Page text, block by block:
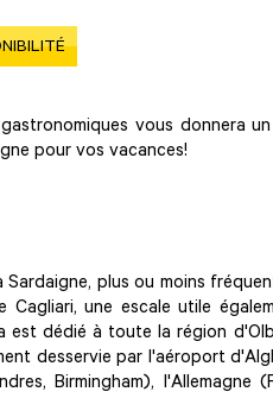
vous donnera
pour vos vacances!
plus ou moins
une escale utile
est dédié à toute la région
desservie par l'aéroport
Birmingham), l'Allemagne